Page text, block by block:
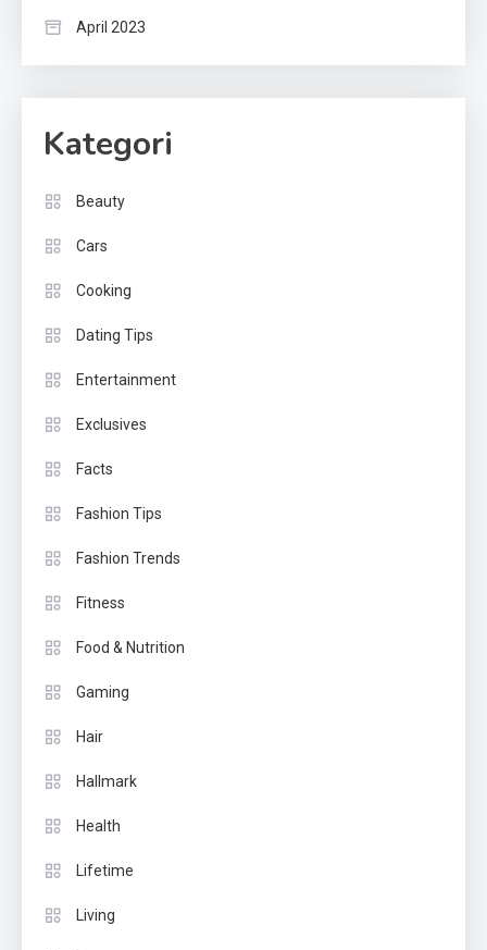
April 2023
Kategori
Beauty
Cars
Cooking
Dating Tips
Entertainment
Exclusives
Facts
Fashion Tips
Fashion Trends
Fitness
Food & Nutrition
Gaming
Hair
Hallmark
Health
Lifetime
Living